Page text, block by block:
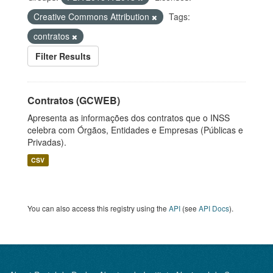
Creative Commons Attribution
Tags:
contratos
Filter Results
Contratos (GCWEB)
Apresenta as informações dos contratos que o INSS
celebra com Órgãos, Entidades e Empresas (Públicas e
Privadas).
CSV
You can also access this registry using the API (see API Docs).